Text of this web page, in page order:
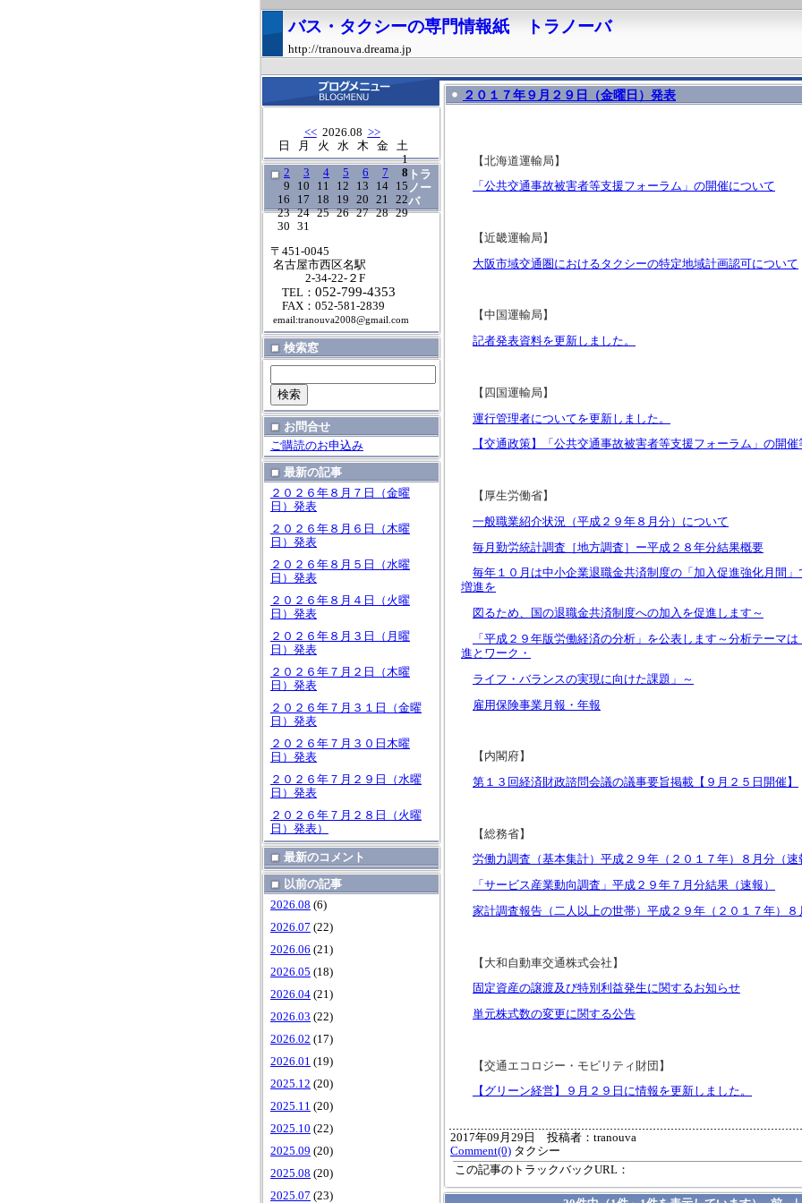
バス・タクシーの専門情報紙 トラノーバ
http://tranouva.dreama.jp
<<2026.08 >>
日
2
9
16
23
30
月
3
10
17
24
31
火
4
11
18
25
水
5
12
19
26
木
6
13
20
27
金
7
14
21
28
土
1
8
15
22
29
トラ
ノー
バ
〒451-0045
名古屋市西区名駅
2-34-22-２F
TEL： 052-799-4353
FAX：052-581-2839
email:tranouva2008@gmail.com
検索窓
お問合せ
ご購読のお申込み
最新の記事
２０２６年８月７日（金曜
日）発表
２０２６年８月６日（木曜
日）発表
２０２６年８月５日（水曜
日）発表
２０２６年８月４日（火曜
日）発表
２０２６年８月３日（月曜
日）発表
２０２６年７月２日（木曜
日）発表
２０２６年７月３１日（金曜
日）発表
２０２６年７月３０日木曜
日）発表
２０２６年７月２９日（水曜
日）発表
２０２６年７月２８日（火曜
日）発表）
最新のコメント
以前の記事
2026.08 (6)
2026.07 (22)
2026.06 (21)
2026.05 (18)
2026.04 (21)
2026.03 (22)
2026.02 (17)
2026.01 (19)
2025.12 (20)
2025.11 (20)
2025.10 (22)
2025.09 (20)
2025.08 (20)
2025.07 (23)
２０１７年９月２９日（金曜日）発表
【北海道運輸局】
「公共交通事故被害者等支援フォーラム」の開催について
【近畿運輸局】
大阪市域交通圏におけるタクシーの特定地域計画認可について
【中国運輸局】
記者発表資料を更新しました。
【四国運輸局】
運行管理者についてを更新しました。
【交通政策】「公共交通事故被害者等支援フォーラム」の開
【厚生労働省】
一般職業紹介状況（平成２９年８月分）について
毎月勤労統計調査［地方調査］ー平成２８年分結果概要
毎年１０月は中小企業退職金共済制度の「加入促進強化月間
増進を
図るため、国の退職金共済制度への加入を促進します～
「平成２９年版労働経済の分析」を公表します～分析テーマ
進とワーク・
ライフ・バランスの実現に向けた課題」～
雇用保険事業月報・年報
【内閣府】
第１３回経済財政諮問会議の議事要旨掲載【９月２５日開催】
【総務省】
労働力調査（基本集計）平成２９年（２０１７年）８月分（速
「サービス産業動向調査」平成２９年７月分結果（速報）
家計調査報告（二人以上の世帯）平成２９年（２０１７年）８
【大和自動車交通株式会社】
固定資産の譲渡及び特別利益発生に関するお知らせ
単元株式数の変更に関する公告
【交通エコロジー・モビリティ財団】
【グリーン経営】９月２９日に情報を更新しました。
2017年09月29日 投稿者：tranouva
Comment(0) タクシー
この記事のトラックバックURL：